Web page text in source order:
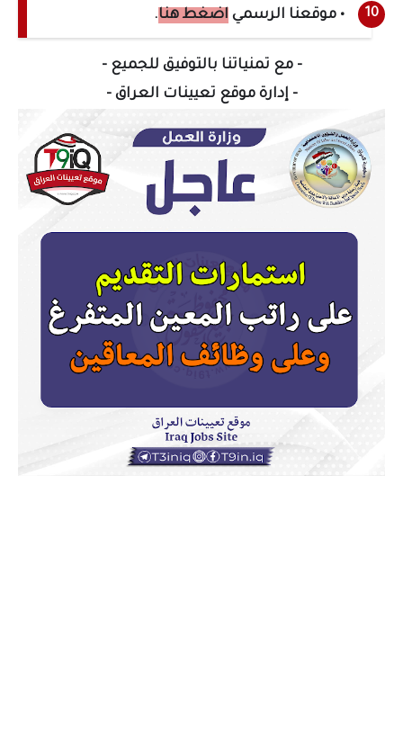
• موقعنا الرسمي اضغط هنا.
- مع تمنياتنا بالتوفيق للجميع -
- إدارة موقع تعيينات العراق -